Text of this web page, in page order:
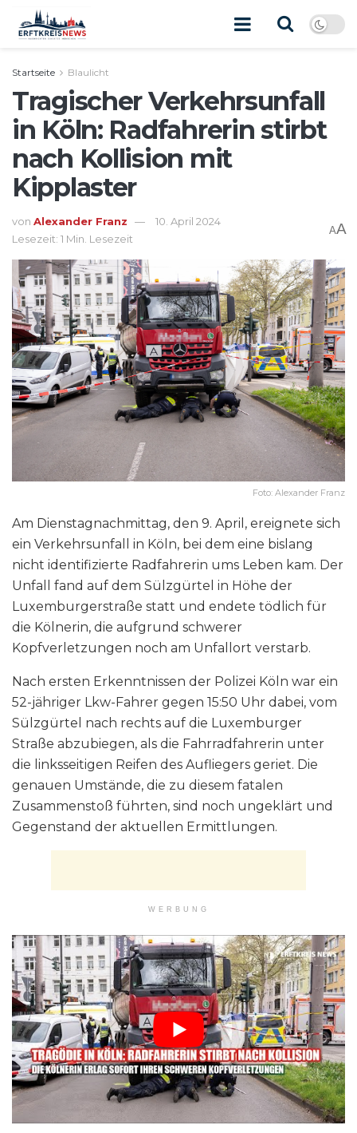
Startseite Blaulicht
Tragischer Verkehrsunfall
in Köln: Radfahrerin stirbt
nach Kollision mit
Kipplaster
von Alexander Franz
10. April 2024
Lesezeit: 1 Min. Lesezeit
AA
Foto: Alexander Franz
Am Dienstagnachmittag, den 9. April, ereignete sich
ein Verkehrsunfall in Köln, bei dem eine bislang
nicht identifizierte Radfahrerin ums Leben kam. Der
Unfall fand auf dem Sülzgürtel in Höhe der
Luxemburgerstraße statt und endete tödlich für
die Kölnerin, die aufgrund schwerer
Kopfverletzungen noch am Unfallort verstarb.
Nach ersten Erkenntnissen der Polizei Köln war ein
52-jähriger Lkw-Fahrer gegen 15:50 Uhr dabei, vom
Sülzgürtel nach rechts auf die Luxemburger
Straße abzubiegen, als die Fahrradfahrerin unter
die linksseitigen Reifen des Aufliegers geriet. Die
genauen Umstände, die zu diesem fatalen
Zusammenstoß führten, sind noch ungeklärt und
Gegenstand der aktuellen Ermittlungen.
WERBUNG